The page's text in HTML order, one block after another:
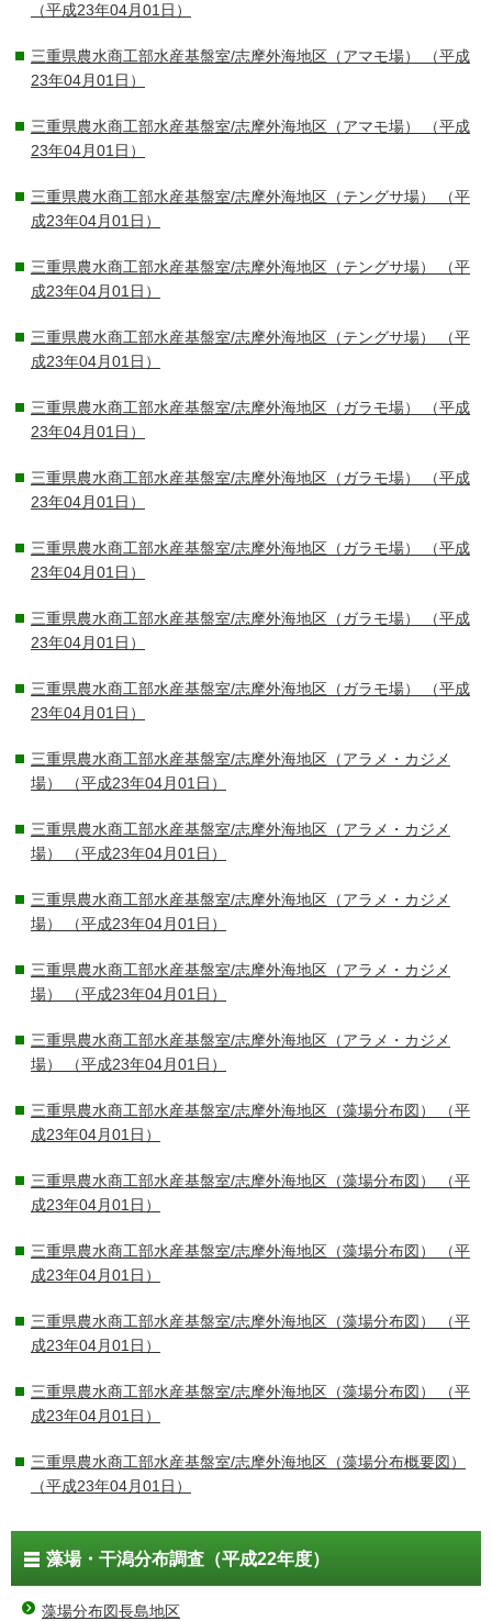
（平成23年04月01日）
三重県農水商工部水産基盤室/志摩外海地区（アマモ場）
（平成
23年04月01日）
三重県農水商工部水産基盤室/志摩外海地区（アマモ場）
（平成
23年04月01日）
三重県農水商工部水産基盤室/志摩外海地区（テングサ場）
（平
成23年04月01日）
三重県農水商工部水産基盤室/志摩外海地区（テングサ場）
（平
成23年04月01日）
三重県農水商工部水産基盤室/志摩外海地区（テングサ場）
（平
成23年04月01日）
三重県農水商工部水産基盤室/志摩外海地区（ガラモ場）
（平成
23年04月01日）
三重県農水商工部水産基盤室/志摩外海地区（ガラモ場）
（平成
23年04月01日）
三重県農水商工部水産基盤室/志摩外海地区（ガラモ場）
（平成
23年04月01日）
三重県農水商工部水産基盤室/志摩外海地区（ガラモ場）
（平成
23年04月01日）
三重県農水商工部水産基盤室/志摩外海地区（ガラモ場）
（平成
23年04月01日）
三重県農水商工部水産基盤室/志摩外海地区（アラメ・カジメ
場）
（平成23年04月01日）
三重県農水商工部水産基盤室/志摩外海地区（アラメ・カジメ
場）
（平成23年04月01日）
三重県農水商工部水産基盤室/志摩外海地区（アラメ・カジメ
場）
（平成23年04月01日）
三重県農水商工部水産基盤室/志摩外海地区（アラメ・カジメ
場）
（平成23年04月01日）
三重県農水商工部水産基盤室/志摩外海地区（アラメ・カジメ
場）
（平成23年04月01日）
三重県農水商工部水産基盤室/志摩外海地区（藻場分布図）
（平
成23年04月01日）
三重県農水商工部水産基盤室/志摩外海地区（藻場分布図）
（平
成23年04月01日）
三重県農水商工部水産基盤室/志摩外海地区（藻場分布図）
（平
成23年04月01日）
三重県農水商工部水産基盤室/志摩外海地区（藻場分布図）
（平
成23年04月01日）
三重県農水商工部水産基盤室/志摩外海地区（藻場分布図）
（平
成23年04月01日）
三重県農水商工部水産基盤室/志摩外海地区（藻場分布概要図）
（平成23年04月01日）
藻場・干潟分布調査（平成22年度）
藻場分布図長島地区